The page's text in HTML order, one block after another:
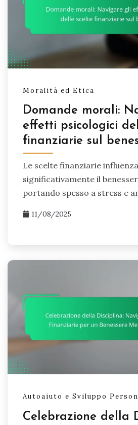
può portare a intuizioni
i fattori psicologici in gioco, puoi:
Ridurre l'ansia legata alle
Migliorare le tue capacità
Unisciti a noi in questo viaggio
approccio equilibrato al
decisioni informate aprono la
appagante.
Moralità ed Etica
Domande morali:
effetti psicologici
finanziarie sul
Le scelte finanziarie
significativamente il
portando spesso a stress e
11/08/2025
Autoaiuto e Sviluppo
Celebrazione della